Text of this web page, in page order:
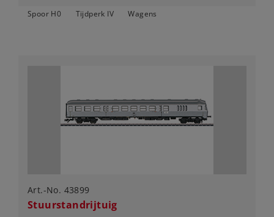
Spoor H0 Tijdperk IV Wagens
Art.-No. 43899
Stuurstandrijtuig